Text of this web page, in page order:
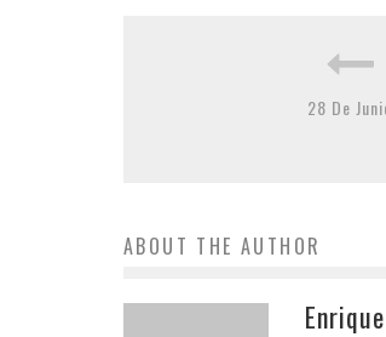
28 De
ABOUT THE AUTHOR